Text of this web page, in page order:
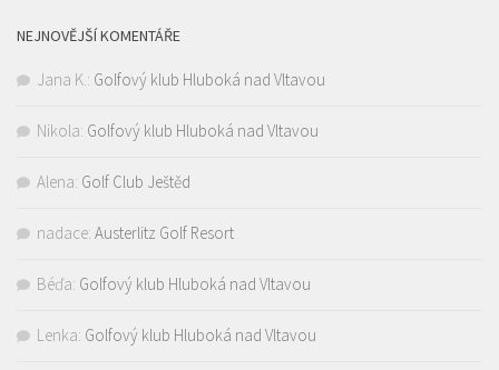
NEJNOVĚJŠÍ KOMENTÁŘE
Jana K.: Golfový klub Hluboká nad Vltavou
Nikola: Golfový klub Hluboká nad Vltavou
Alena: Golf Club Ještěd
nadace: Austerlitz Golf Resort
Béďa: Golfový klub Hluboká nad Vltavou
Lenka: Golfový klub Hluboká nad Vltavou